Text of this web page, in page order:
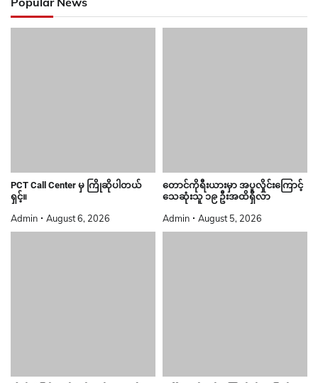
PCT Call Center မှ ကြိုဆိုပါတယ်
ရှင့်။
Admin August 6, 2026
တောင်ကိုရီးယားမှာ အပူလှိုင်းကြောင့်
သေဆုံးသူ ၁၉ ဦးအထိရှိလာ
Admin August 5, 2026